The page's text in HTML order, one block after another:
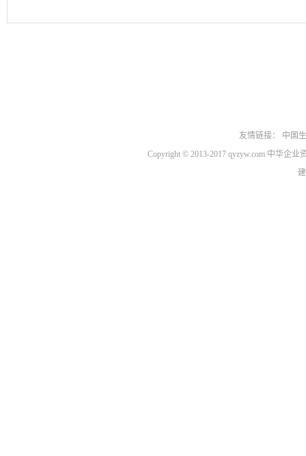
友情链接：
中国
Copyright © 2013-2017 qyzyw.com 中华企业